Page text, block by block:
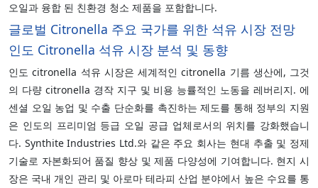
오일과 융합 된 친환경 청소 제품을 포함합니다.
글로벌 Citronella 주요 국가를 위한 석유 시장 전망
인도 Citronella 석유 시장 분석 및 동향
인도 citronella 석유 시장은 세계적인 citronella 기름 생산에, 그것
의 다량 citronella 경작 지구 및 비용 능률적인 노동을 레버리지. 에
센셜 오일 농업 및 수출 단순화를 촉진하는 제도를 통해 정부의 지원
은 인도의 프리미엄 등급 오일 공급 업체로서의 위치를 강화했습니
다. Synthite Industries Ltd.와 같은 주요 회사는 현대 추출 및 정제
기술로 자본화되어 품질 향상 및 제품 다양성에 기여합니다. 현지 시
장은 국내 개인 관리 및 아로마 테라피 산업 분야에서 높은 수요를 통